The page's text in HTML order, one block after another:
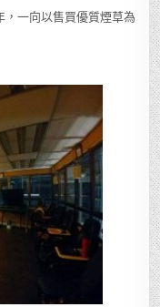
一向以售買優質煙草為